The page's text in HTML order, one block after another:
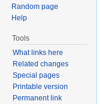
Random page
Help
Tools
What links here
Related changes
Special pages
Printable version
Permanent link